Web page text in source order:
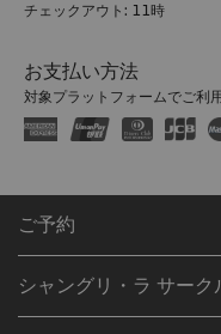
チェックアウト: 11時
お支払い方法
対象プラットフォームでご利
ご予約
ご予約の検索
シャングリ・ラ サーク